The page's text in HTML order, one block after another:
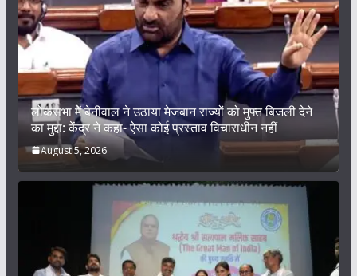
लोकसभा में बेनीवाल ने उठाया मेजबान राज्यों को मुफ्त बिजली देने
का मुद्दा: केंद्र ने कहा- ऐसा कोई प्रस्ताव विचाराधीन नहीं
August 5, 2026